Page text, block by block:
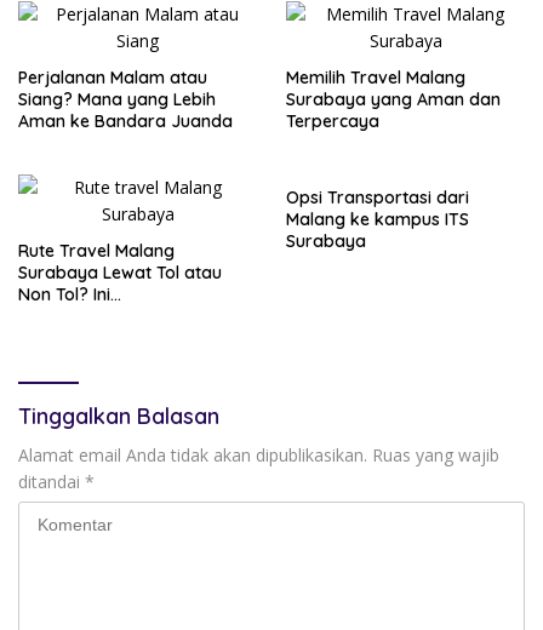
Perjalanan Malam atau
Siang? Mana yang Lebih
Aman ke Bandara Juanda
Memilih Travel Malang
Surabaya yang Aman dan
Terpercaya
Rute Travel Malang
Surabaya Lewat Tol atau
Non Tol? Ini
Opsi Transportasi dari
Malang ke kampus ITS
Surabaya
Tinggalkan Balasan
Alamat email Anda tidak akan dipublikasikan. Ruas yang wajib
ditandai *